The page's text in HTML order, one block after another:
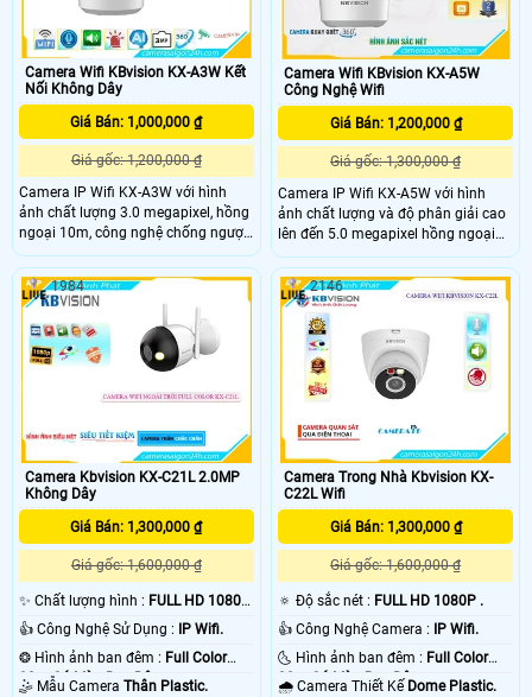
Camera Wifi KBvision KX-A3W Kết
Nối Không Dây
Giá Bán: 1,000,000 ₫
Giá gốc: 1,200,000 ₫
Camera IP Wifi KX-A3W với hình
ảnh chất lượng 3.0 megapixel, hồng
ngoại 10m, công nghệ chống ngược
sáng DWDR, khả năng quay xoay
360 độ, được trang bị microphone
và loa.
Camera Wifi KBvision KX-A5W
Công Nghệ Wifi
Giá Bán: 1,200,000 ₫
Giá gốc: 1,300,000 ₫
Camera IP Wifi KX-A5W với hình
ảnh chất lượng và độ phân giải cao
lên đến 5.0 megapixel hồng ngoại
10m khả năng quay xoay 360 kèm
theo loa và mic đàm thoại 2 chiều.
Ngoài ra camera còn sở hữu công
nghệ IP Wifi dễ dàng kết nối và cài
đặt để quản lý từ xa mà không cần
phải đi quá nhiều dây gây mất thẩm
Camera Kbvision KX-C21L 2.0MP
Không Dây
Giá Bán: 1,300,000 ₫
Giá gốc: 1,600,000 ₫
✨ Chất lượng hình : FULL HD 1080P
👍 Công Nghệ Sử Dụng :
IP Wifi.
❂ Hình ảnh ban đêm : Full Color
30m Có Màu Ban Ðêm.
🤹 Mẫu Camera Thân Plastic.
1984
Camera Trong Nhà Kbvision KX-
C22L Wifi
Giá Bán: 1,300,000 ₫
Giá gốc: 1,600,000 ₫
🔅 Độ sắc nét : FULL HD 1080P .
👍 Công Nghệ Camera :
IP Wifi.
🌜 Hình ảnh ban đêm : Full Color
30m Có Màu Ban Ðêm.
🌧️ Camera Thiết Kế Dome Plastic.
2146